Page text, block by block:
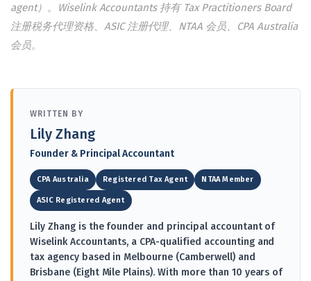
agent）。Wiselink Accountants 持有 Tax Practitioners Board
注册税务代理资格、ASIC 注册代理、NTAA 会员、CPA Australia
会员。
WRITTEN BY
Lily Zhang
Founder & Principal Accountant
CPA Australia Registered Tax Agent NTAA Member
ASIC Registered Agent
Lily Zhang is the founder and principal accountant of
Wiselink Accountants, a CPA-qualified accounting and
tax agency based in Melbourne (Camberwell) and
Brisbane (Eight Mile Plains). With more than 10 years of